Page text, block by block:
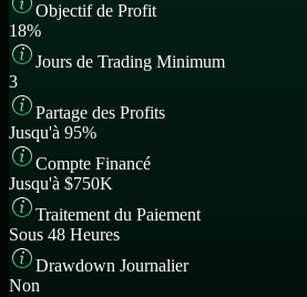
Objectif de Profit
18%
Jours de Trading Minimum
3
Partage des Profits
Jusqu'à 95%
Compte Financé
Jusqu'à $750K
Traitement du Paiement
Sous 48 Heures
Drawdown Journalier
Non